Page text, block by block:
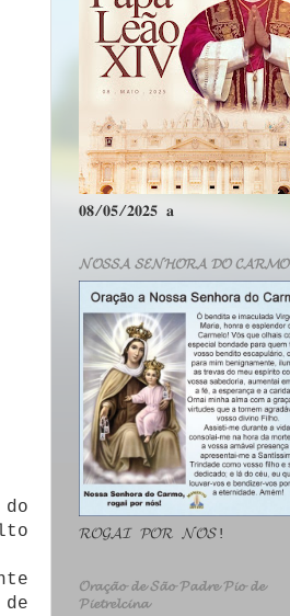
𝟎𝟖/𝟎𝟓/𝟐𝟎𝟐𝟓 𝐚
𝓝𝓞𝓢𝓢𝓐 𝓢𝓔𝓝𝓗𝓞𝓡𝓐 𝓓𝓞 𝓒𝓐𝓡𝓜𝓞
𝓡𝓞𝓖𝓐𝓘 𝓟𝓞𝓡 𝓝𝓞́𝓢!
𝓞𝓻𝓪𝓬̧𝓪̃𝓸 𝓭𝓮 𝓢𝓪̃𝓸 𝓟𝓪𝓭𝓻𝓮 𝓟𝓲𝓸 𝓭𝓮
𝓟𝓲𝓮𝓽𝓻𝓮𝓵𝓬𝓲𝓷𝓪